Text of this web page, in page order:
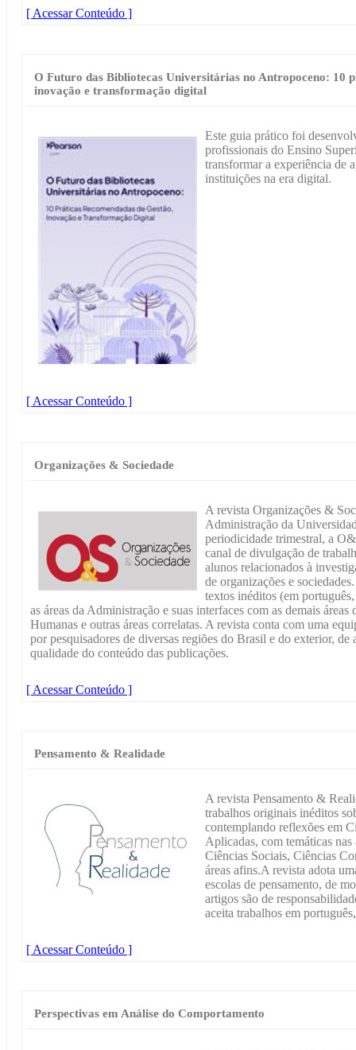
[ Acessar Conteúdo ]
O Futuro das Bibliotecas Universitárias no Antropoceno: 10
inovação e transformação digital
Este guia prático foi
profissionais do Ensino
transformar a experiência de
instituições na era digital.
[ Acessar Conteúdo ]
Organizações & Sociedade
A revista Organizações &
Administração da
periodicidade trimestral, a
canal de divulgação de
alunos relacionados à
de organizações e
textos inéditos (em
as áreas da Administração e suas interfaces com as demais
Humanas e outras áreas correlatas. A revista conta com uma
por pesquisadores de diversas regiões do Brasil e do exterior, de
qualidade do conteúdo das publicações.
[ Acessar Conteúdo ]
Pensamento & Realidade
A revista Pensamento &
trabalhos originais inéditos
contemplando reflexões em
Aplicadas, com temáticas
Ciências Sociais, Ciências
áreas afins.A revista adota
escolas de pensamento, de
artigos são de
aceita trabalhos em
[ Acessar Conteúdo ]
Perspectivas em Análise do Comportamento